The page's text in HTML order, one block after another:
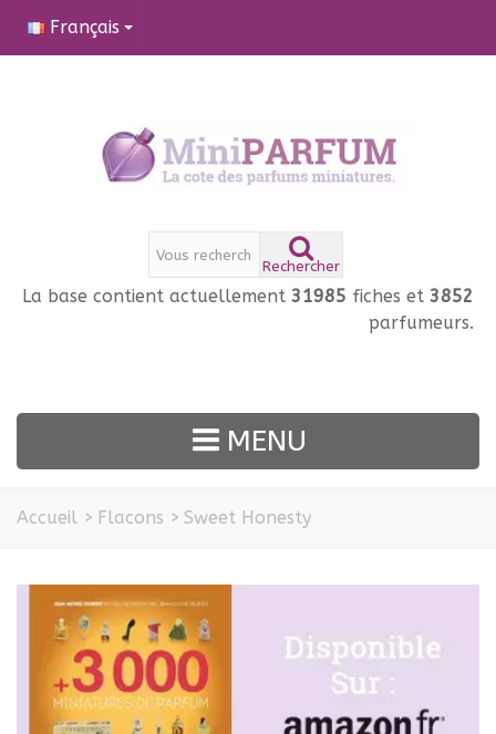
Français
Rechercher
La base contient actuellement 31985 fiches et 3852
parfumeurs.
MENU
Accueil > Flacons > Sweet Honesty